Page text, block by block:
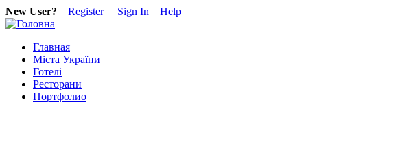
New User? Register Sign In Help
Главная
Міста України
Готелі
Ресторани
Портфолио